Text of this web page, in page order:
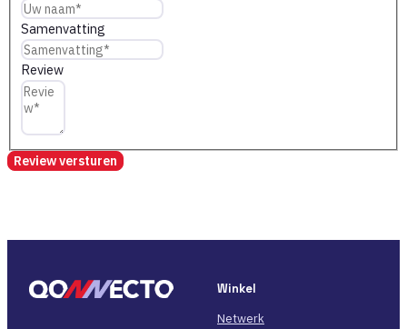
Samenvatting
Review
Review versturen
Winkel
Netwerk